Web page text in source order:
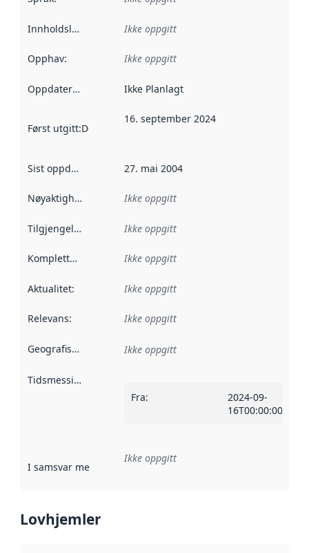
Innholdsleverandører :
Ikke oppgitt
Opphav: Ikke oppgitt
Oppdateringsfrekvens :
Ikke Planlagt
Først utgitt:Denne datoen sier når dataene i dette
16. september 2024
Sist oppdatert 27. mai 2004
Nøyaktighet Ikke oppgitt
Tilgjengelighet Ikke oppgitt
Kompletthet Ikke oppgitt
Aktualitet: Ikke oppgitt
Relevans: Ikke oppgitt
Geografisk avgrensning :
Ikke oppgitt
Tidsmessig avgrensning
Fra:
2024-09-
16T00:00:00Z
I samsvar med Referanse til en implementasjonsregel
Ikke oppgitt
Lovhjemler